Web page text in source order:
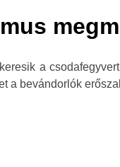
a
a bevándorlók